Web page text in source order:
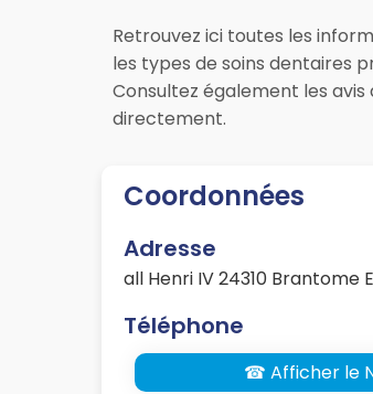
Retrouvez ici toutes les
les types de soins dentaires
Consultez également les
directement.
Coordonnées
Adresse
all Henri IV 24310 Brantome
Téléphone
☎ Afficher le